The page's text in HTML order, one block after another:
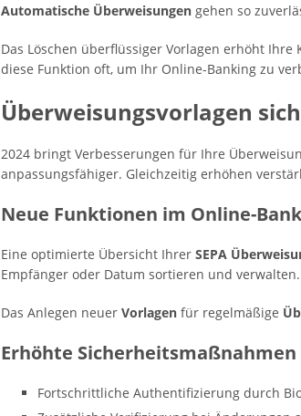
Automatische Überweisungen gehen so
Das Löschen überflüssiger Vorlagen erhöht
diese Funktion oft, um Ihr Online-Banking zu
Überweisungsvorlagen
2024 bringt Verbesserungen für Ihre
anpassungsfähiger. Gleichzeitig erhöhen
Neue Funktionen im Online-
Eine optimierte Übersicht Ihrer SEPA
Empfänger oder Datum sortieren und verwalten.
Das Anlegen neuer Vorlagen für regelmäßige
Erhöhte Sicherheitsmaßnahmen
Fortschrittliche Authentifizierung durch